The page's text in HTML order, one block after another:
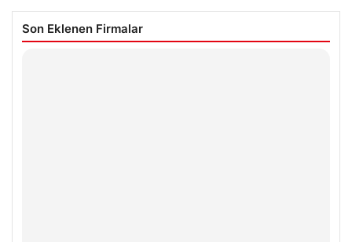
Son Eklenen Firmalar